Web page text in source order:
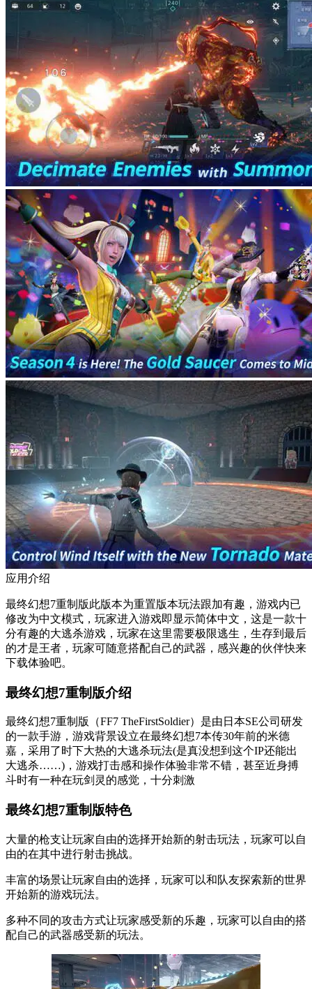
应用介绍
最终幻想7重制版此版本为重置版本玩法跟加有趣，游戏内已
修改为中文模式，玩家进入游戏即显示简体中文，这是一款十
分有趣的大逃杀游戏，玩家在这里需要极限逃生，生存到最后
的才是王者，玩家可随意搭配自己的武器，感兴趣的伙伴快来
下载体验吧。
最终幻想7重制版介绍
最终幻想7重制版（FF7 TheFirstSoldier）是由日本SE公司研发
的一款手游，游戏背景设立在最终幻想7本传30年前的米德
嘉，采用了时下大热的大逃杀玩法(是真没想到这个IP还能出
大逃杀……)，游戏打击感和操作体验非常不错，甚至近身搏
斗时有一种在玩剑灵的感觉，十分刺激
最终幻想7重制版特色
大量的枪支让玩家自由的选择开始新的射击玩法，玩家可以自
由的在其中进行射击挑战。
丰富的场景让玩家自由的选择，玩家可以和队友探索新的世界
开始新的游戏玩法。
多种不同的攻击方式让玩家感受新的乐趣，玩家可以自由的搭
配自己的武器感受新的玩法。